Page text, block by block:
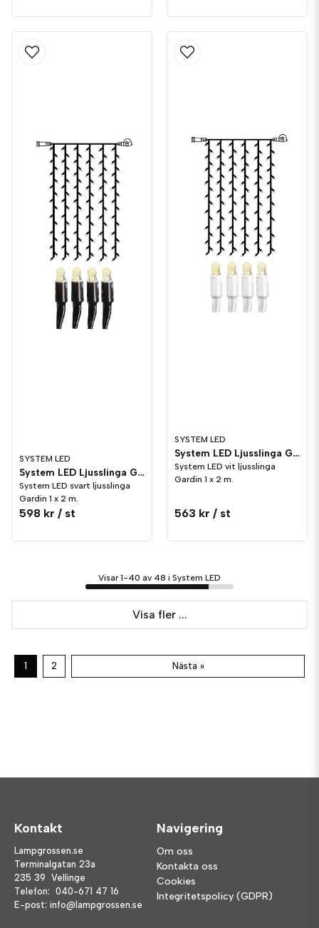
SYSTEM LED
System LED Ljusslinga Gardin Svart 2 m
System LED svart ljusslinga
Gardin 1 x 2 m.
598 kr / st
SYSTEM LED
System LED Ljusslinga Gardin Vit 2 m
System LED vit ljusslinga
Gardin 1 x 2 m.
563 kr / st
Visar 1-40 av 48 i System LED
Visa fler ...
1 2 Nästa »
Kontakt
Lampgrossen.se
Terminalgatan 23a
235 39 Vellinge
Telefon: 040-671 47 16
E-post: info@lampgrossen.se
Navigering
Om oss
Kontakta oss
Cookies
Integritetspolicy (GDPR)